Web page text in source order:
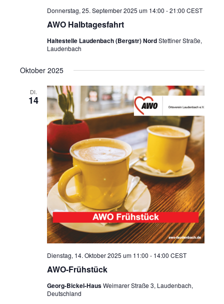
AWO Halbtagesfahrt
Donnerstag, 25. September 2025 um 14:00 -21:00 CEST
Haltestelle Laudenbach (Bergstr) NordStettiner Straße,
Laudenbach
Oktober 2025
DI.
14
AWO-Frühstück
Dienstag, 14. Oktober 2025 um 11:00 - 14:00 CEST
Georg-Bickel-HausWeimarer Straße 3, Laudenbach,
Deutschland